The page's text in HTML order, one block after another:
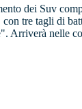
dei Suv
tre tagli di
Arriverà nelle